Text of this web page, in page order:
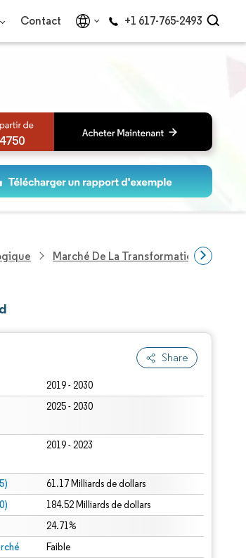
Contact +1 617-765-2493
4750
Marché De La Transformation
Share
2019 - 2030
2025 - 2030
2019 - 2023
61.17 Milliards de dollars
184.52 Milliards de dollars
24.71%
Faible